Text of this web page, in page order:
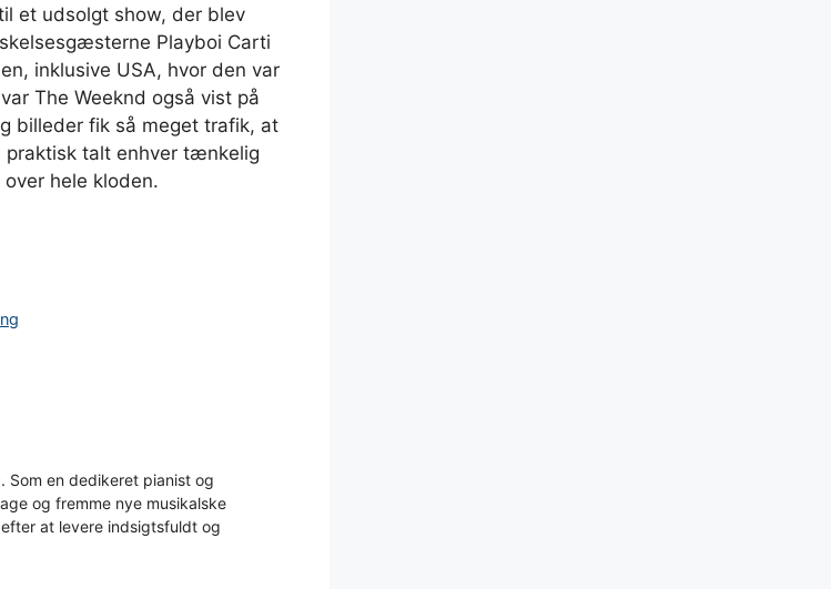
et udsolgt show, der blev
Playboi Carti
inklusive USA, hvor den var
The Weeknd også vist på
billeder fik så meget trafik, at
praktisk talt enhver tænkelig
hele kloden.
Som en dedikeret pianist og
og fremme nye musikalske
at levere indsigtsfuldt og